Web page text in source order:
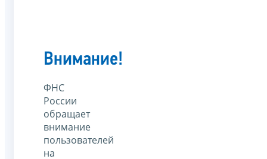
Внимание!
ФНС
России
обращает
внимание
пользователей
на